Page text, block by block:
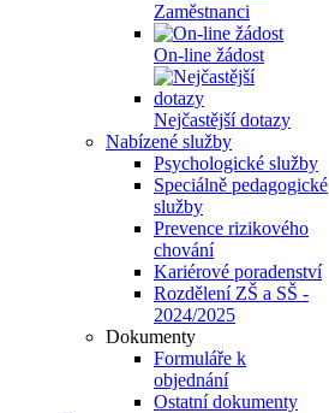
Zaměstnanci
On-line žádost
Nejčastější dotazy
Nabízené služby
Psychologické služby
Speciálně pedagogické
služby
Prevence rizikového
chování
Kariérové poradenství
Rozdělení ZŠ a SŠ -
2024/2025
Dokumenty
Formuláře k
objednání
Ostatní dokumenty